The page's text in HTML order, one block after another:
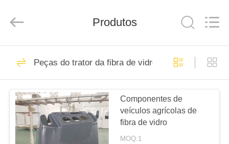
CASA
PRODUTOS
SOBRE
NÓS
Rights
by
Partes do corpo do
ônibus de FRP
Produtos
Peças do trator da fibra de vidro
Componentes de
veículos agrícolas de
fibra de vidro
MOQ:1